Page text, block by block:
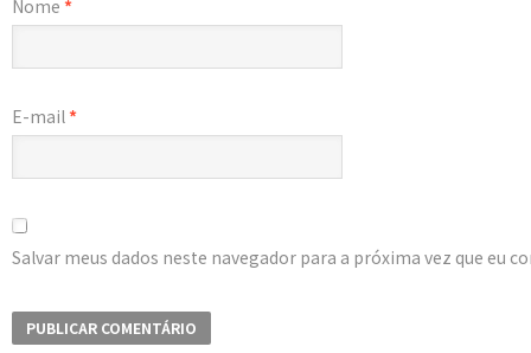
Nome *
E-mail*
Salvar meus dados neste navegador para a próxima vez que eu